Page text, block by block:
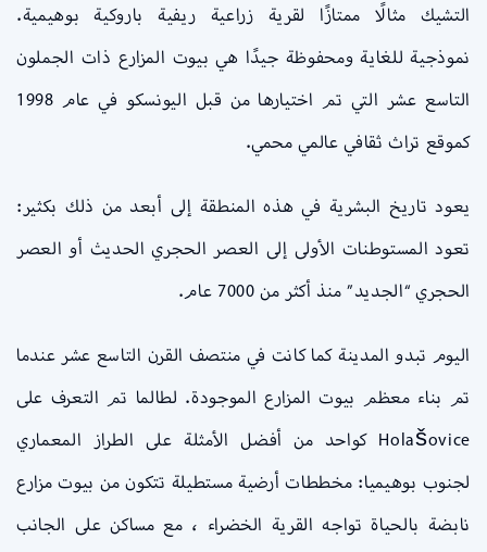
التشيك مثالًا ممتازًا لقرية زراعية ريفية باروكية بوهيمية.
نموذجية للغاية ومحفوظة جيدًا هي بيوت المزارع ذات الجملون
التاسع عشر التي تم اختيارها من قبل اليونسكو في عام 1998
كموقع تراث ثقافي عالمي محمي.
يعود تاريخ البشرية في هذه المنطقة إلى أبعد من ذلك بكثير:
تعود المستوطنات الأولى إلى العصر الحجري الحديث أو العصر
الحجري “الجديد” منذ أكثر من 7000 عام.
اليوم تبدو المدينة كما كانت في منتصف القرن التاسع عشر عندما
تم بناء معظم بيوت المزارع الموجودة. لطالما تم التعرف على
Holašovice كواحد من أفضل الأمثلة على الطراز المعماري
لجنوب بوهيميا: مخططات أرضية مستطيلة تتكون من بيوت مزارع
نابضة بالحياة تواجه القرية الخضراء ، مع مساكن على الجانب